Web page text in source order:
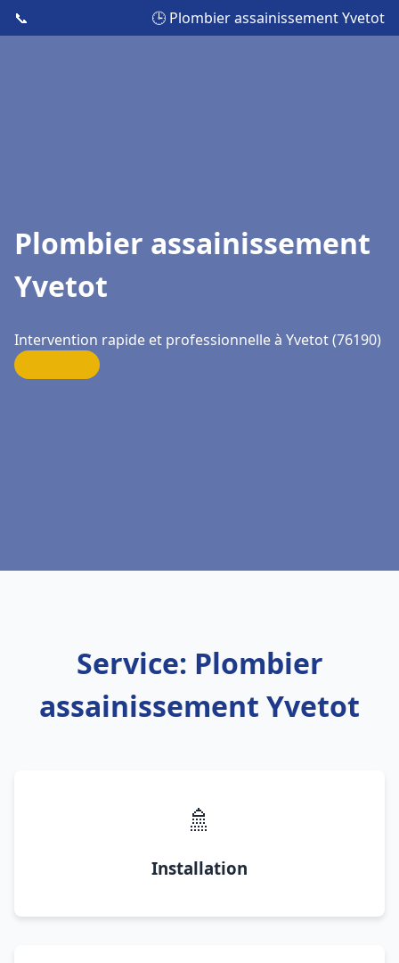
📞 🕒 Plombier assainissement Yvetot
Plombier assainissement
Yvetot
Intervention rapide et professionnelle à Yvetot (76190)
Service: Plombier
assainissement Yvetot
🚿
Installation